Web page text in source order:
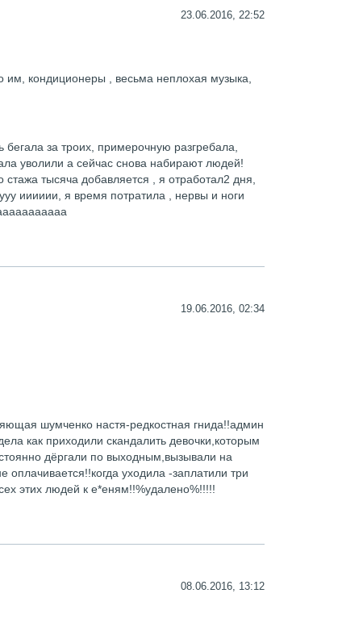
23.06.2016, 22:52
кондиционеры , весьма неплохая музыка,
за троих, примерочную разгребала,
уволили а сейчас снова набирают людей!
тысяча добавляется , я отработал2 дня,
ииииии, я время потратила , нервы и ноги
19.06.2016, 02:34
шумченко настя-редкостная гнида!!админ
как приходили скандалить девочки,которым
дёргали по выходным,вызывали на
уходила -заплатили три
этих людей к е*еням!!%удалено%!!!!!
08.06.2016, 13:12